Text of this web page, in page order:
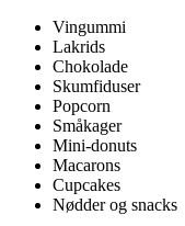
Vingummi
Lakrids
Chokolade
Skumfiduser
Popcorn
Småkager
Mini-donuts
Macarons
Cupcakes
Nødder og snacks